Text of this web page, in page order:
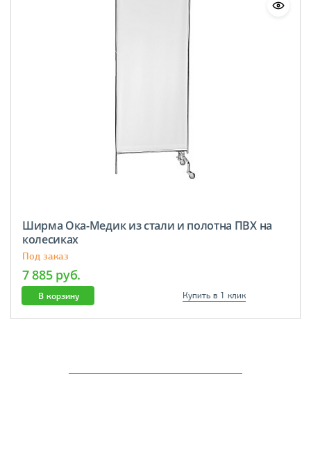
Ширма Ока-Медик из стали и полотна ПВХ на
колесиках
Под заказ
7 885 руб.
В корзину Купить в 1 клик